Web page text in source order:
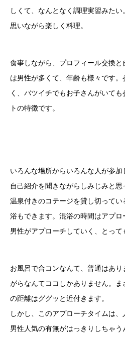
しくて、なんとなく調理実習みたい。
思いながら楽しく料理。
食事しながら、プロフィール交換
は男性が多くて、年齢も様々です
く、バツイチでもお子さんがいて
トの特徴です。
いろんな場所からいろんな人が参
自己紹介を聞きながらしみじみと思
温泉付きのコテージを貸し切って
浴もできます。混浴の時間はアプ
男性がアプローチしていく、とって
お風呂で合コンなんて、普通はあ
がらなんてココしかありません。
の距離はググッと近付きます。
しかし、このアプローチタイムは、
男性人気の有無がはっきりしちゃ